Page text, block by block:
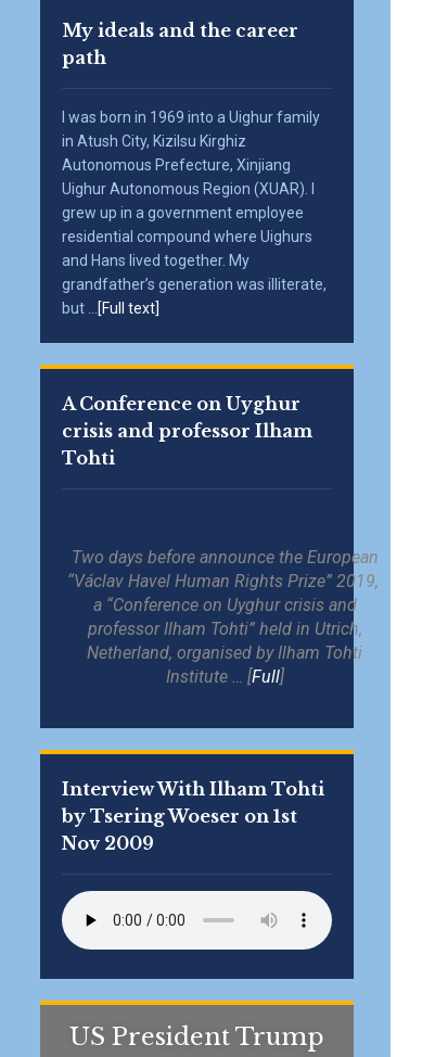
My ideals and the career
path
I was born in 1969 into a Uighur family
in Atush City, Kizilsu Kirghiz
Autonomous Prefecture, Xinjiang
Uighur Autonomous Region (XUAR). I
grew up in a government employee
residential compound where Uighurs
and Hans lived together. My
grandfather’s generation was illiterate,
but ...[Full text]
A Conference on Uyghur
crisis and professor Ilham
Tohti
Two days before announce the European
“Václav Havel Human Rights Prize” 2019,
a “Conference on Uyghur crisis and
professor Ilham Tohti” held in Utrich,
Netherland, organised by Ilham Tohti
Institute … [Full]
Interview With Ilham Tohti
by Tsering Woeser on 1st
Nov 2009
US President Trump